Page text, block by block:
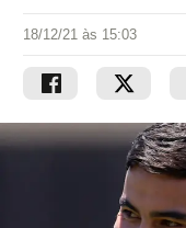
18/12/21 às 15:03